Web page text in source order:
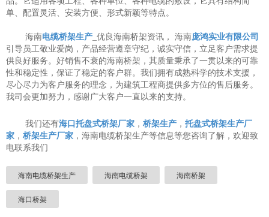
单、配置灵活、安装方便、形式新颖等特点。
海南电缆桥架生产 _优良海南桥架资讯， 海南庞鸿实业有限公司
引导员工敬业爱岗，产品经营遵章守纪，诚实守信，立足客户需求提
供良好服务。好销售不衰的海南桥架，其质量秉承了一贯以来的可靠
性和稳定性，保证了稳定的客户群。我们拥有成熟科学的技术支援，
尽心尽力为客户服务的理念，为建筑工程商提供多方位的售后服务。
我司会更加努力，感谢广大客户一直以来的支持。
我们还有海口托盘式桥架厂家 ， 桥架生产 ， 托盘式桥架生产厂
家 ， 桥架生产厂家 ，海南电缆桥架生产等信息等您咨询了解，欢迎致
电联系我们
海南电缆桥架生产 海南电缆桥架 海南桥架
海口桥架